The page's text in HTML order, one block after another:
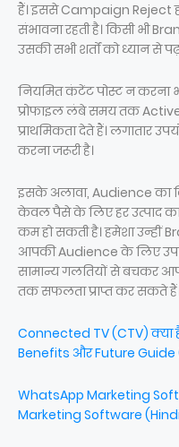
हैं। इससे Campaign Reject
संभावना रहती है। किसी भी
उसकी सभी शर्तों को ध्यान से
नियमित कंटेंट पोस्ट न करना
प्रोफाइल लंबे समय तक Active
प्राथमिकता देते हैं। लगातार
करना जरूरी है।
इसके अलावा, Audience का
केवल पैसे के लिए हर उत्पाद
कम हो सकती है। हमेशा उन्हीं
आपकी Audience के लिए
सामान्य गलतियों से बचकर
तक सफलता प्राप्त कर सकते हैं।
Connected TV (CTV) क्या
Benefits और Future
WhatsApp Marketing
Marketing Software